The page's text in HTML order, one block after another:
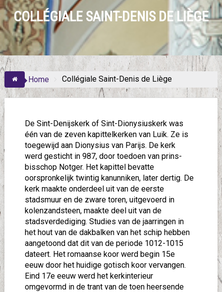
COLLÉGIALE SAINT-DENIS DE LIÈGE
Home Collégiale Saint-Denis de Liège
De Sint-Denijskerk of Sint-Dionysiuskerk was
één van de zeven kapittelkerken van Luik. Ze is
toegewijd aan Dionysius van Parijs. De kerk
werd gesticht in 987, door toedoen van prins-
bisschop Notger. Het kapittel bevatte
oorspronkelijk twintig kanunniken, later dertig. De
kerk maakte onderdeel uit van de eerste
stadsmuur en de zware toren, uitgevoerd in
kolenzandsteen, maakte deel uit van de
stadsverdediging. Studies van de jaarringen in
het hout van de dakbalken van het schip hebben
aangetoond dat dit van de periode 1012-1015
dateert. Het romaanse koor werd begin 15e
eeuw door het huidige gotisch koor vervangen.
Eind 17e eeuw werd het kerkinterieur
omgevormd in de trant van de toen heersende